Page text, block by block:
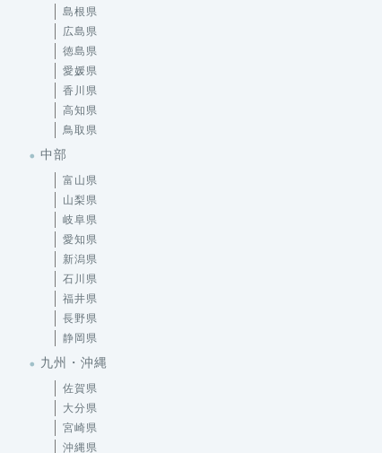
島根県
広島県
徳島県
愛媛県
香川県
高知県
鳥取県
中部
富山県
山梨県
岐阜県
愛知県
新潟県
石川県
福井県
長野県
静岡県
九州・沖縄
佐賀県
大分県
宮崎県
沖縄県